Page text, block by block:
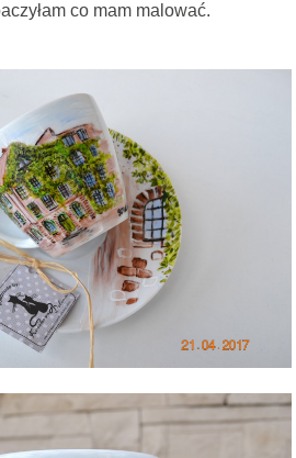
co mam malować.